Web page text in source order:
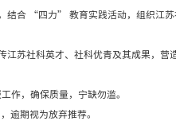
决我省改革开放和现代
印件）。